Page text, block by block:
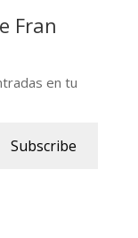
Fran
en tu
Subscribe